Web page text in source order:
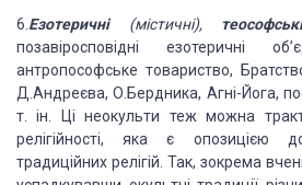
6. Езотеричні (містичні),
позавіросповідні езотеричні
антропософське товариство,
Д.Андреєва, О.Бердника, Агні-Йога,
т. ін.
Ці неокульти теж можна
релігійності, яка є опозицією до
традиційних релігій. Так, зокрема